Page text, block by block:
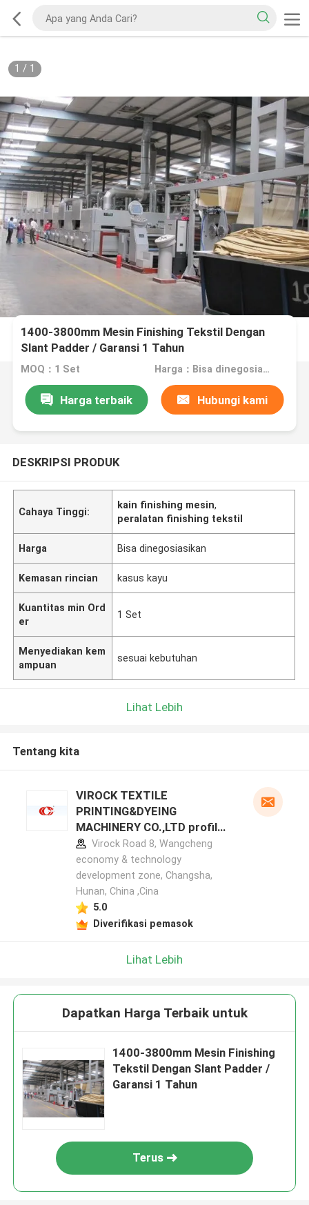
1 / 1
1400-3800mm Mesin Finishing Tekstil Dengan
Slant Padder / Garansi 1 Tahun
MOQ：1 Set Harga：Bisa dinegosiasikan
Harga terbaik Hubungi kami
DESKRIPSI PRODUK
Cahaya Tinggi:
kain finishing mesin,
peralatan finishing tekstil
Harga Bisa dinegosiasikan
Kemasan rincian kasus kayu
Kuantitas min Ord
er
1 Set
Menyediakan kem
ampuan
sesuai kebutuhan
Lihat Lebih
Tentang kita
VIROCK TEXTILE
PRINTING&DYEING
MACHINERY CO.,LTD profil
pabrikan
Virock Road 8, Wangcheng
economy & technology
development zone, Changsha,
Hunan, China ,Cina
5.0
Diverifikasi pemasok
Lihat Lebih
Dapatkan Harga Terbaik untuk
1400-3800mm Mesin Finishing
Tekstil Dengan Slant Padder /
Garansi 1 Tahun
Terus